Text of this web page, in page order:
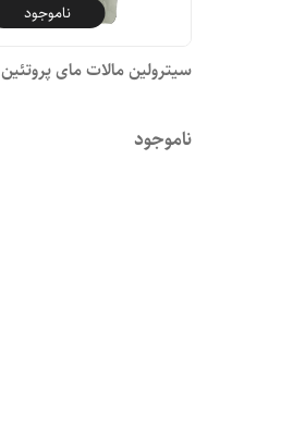
ناموجود
سیترولین مالات مای پروتئین250گرم
ناموجود